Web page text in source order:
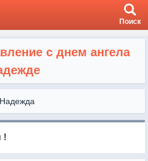
Поиск
с днем ангела
Надежда
!